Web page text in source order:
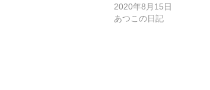
2020年8月15日
あつこの日記